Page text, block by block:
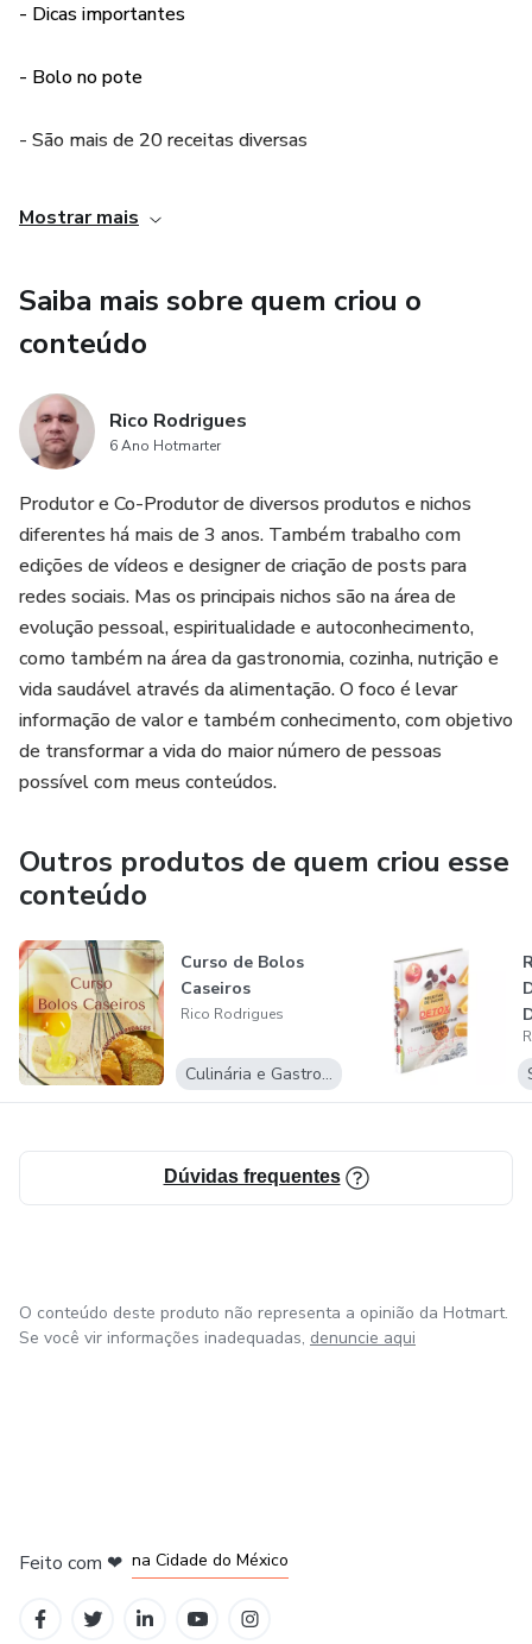
- Dicas importantes
- Bolo no pote
- São mais de 20 receitas diversas
Mostrar mais
Saiba mais sobre quem criou o
conteúdo
Rico Rodrigues
6 Ano Hotmarter
Produtor e Co-Produtor de diversos produtos e nichos
diferentes há mais de 3 anos. Também trabalho com
edições de vídeos e designer de criação de posts para
redes sociais. Mas os principais nichos são na área de
evolução pessoal, espiritualidade e autoconhecimento,
como também na área da gastronomia, cozinha, nutrição e
vida saudável através da alimentação. O foco é levar
informação de valor e também conhecimento, com objetivo
de transformar a vida do maior número de pessoas
possível com meus conteúdos.
Outros produtos de quem criou esse
conteúdo
Curso de Bolos
Caseiros
Rico Rodrigues
Culinária e Gastronomia
Dúvidas frequentes
O conteúdo deste produto não representa a opinião da Hotmart.
Se você vir informações inadequadas, denuncie aqui
Feito com ❤ na Cidade do México